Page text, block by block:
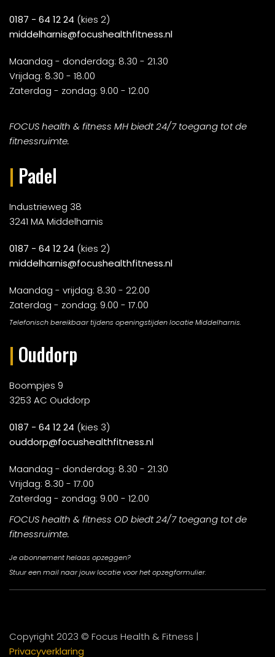
0187 - 64 12 24 (kies 2)
middelharnis@focushealthfitness.nl
Maandag - donderdag: 8.30 - 21.30
Vrijdag: 8.30 - 18.00
Zaterdag - zondag: 9.00 - 12.00
FOCUS health & fitness MH biedt 24/7 toegang tot de
fitnessruimte.
| Padel
Industrieweg 38
3241 MA Middelharnis
0187 - 64 12 24 (kies 2)
middelharnis@focushealthfitness.nl
Maandag - vrijdag: 8.30 - 22.00
Zaterdag - zondag: 9.00 - 17.00
Telefonisch bereikbaar tijdens openingstijden locatie Middelharnis.
| Ouddorp
Boompjes 9
3253 AC Ouddorp
0187 - 64 12 24 (kies 3)
ouddorp@focushealthfitness.nl
Maandag - donderdag: 8.30 - 21.30
Vrijdag: 8.30 - 17.00
Zaterdag - zondag: 9.00 - 12.00
FOCUS health & fitness OD biedt 24/7 toegang tot de
fitnessruimte.
Je abonnement helaas opzeggen?
Stuur een mail naar jouw locatie voor het opzegformulier.
Copyright 2023 © Focus Health & Fitness |
Privacyverklaring